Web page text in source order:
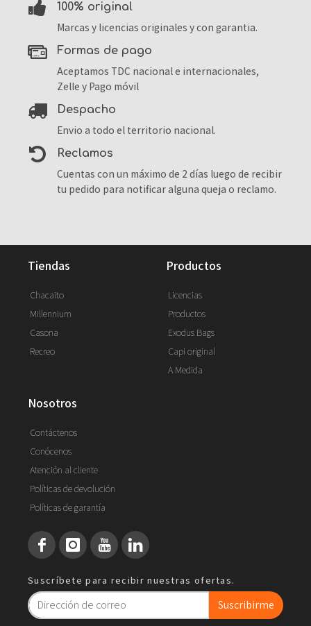
100% original
Marcas y licencias originales y con garantia.
formas de pago
Aceptamos TDC nacional e internacionales,
Zelle y Pago móvil
despacho
Envio a todo el territorio nacional.
reclamos
Cuentas con un máximo de 2 días luego de recibir
tu pedido para notificar alguna queja o reclamo.
tiendas
Chacaito
Millennium
Casona
Recreo
productos
Licencias
Productos
Exodus Bags
Capi original
A Medida
nosotros
Contáctenos
Conócenos
Atención al cliente
Políticas de devolución
Políticas de garantía
Suscríbete para recibir nuestras ofertas.
Suscribirme